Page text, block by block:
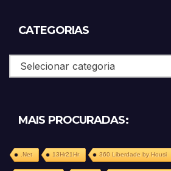
CATEGORIAS
Categorias
MAIS PROCURADAS:
.Net 13Hr21Hr 360 Liberdade by Housi